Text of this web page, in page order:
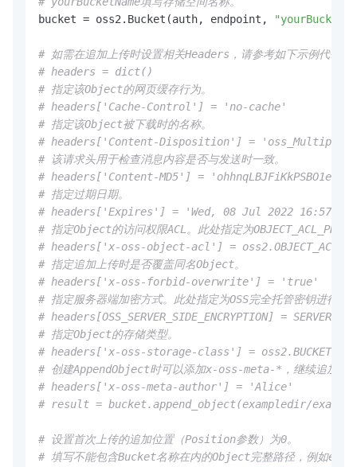
bucket = oss2.Bucket(auth, endpoint,
# 如需在追加上传时设置相关Headers，请参考如下示例代码。
# headers = dict()
# 指定该Object的网页缓存行为。
# headers['Cache-Control'] = 'no-cache'
# 指定该Object被下载时的名称。
# headers['Content-Disposition'] =
# 该请求头用于检查消息内容是否与发送时一致。
# headers['Content-MD5'] =
# 指定过期日期。
# headers['Expires'] = 'Wed, 08 Jul 2022 16:57:01
# 指定Object的访问权限ACL。此处指定为
# headers['x-oss-object-acl'] =
# 指定追加上传时是否覆盖同名Object。
# headers['x-oss-forbid-overwrite'] = 'true'
# 指定服务器端加密方式。此处指定为OSS完全托管密钥进行加
# headers[OSS_SERVER_SIDE_ENCRYPTION] =
# 指定Object的存储类型。
# headers['x-oss-storage-class'] =
# 创建AppendObject时可以添加x-oss-meta-*，继续追加时
# headers['x-oss-meta-author'] = 'Alice'
# result = bucket.append_object(exampledir/
# 设置首次上传的追加位置（Position参数）为0。
# 填写不能包含Bucket名称在内的Object完整路径，例如